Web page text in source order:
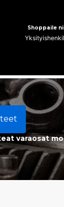
Shoppaile
varaosat